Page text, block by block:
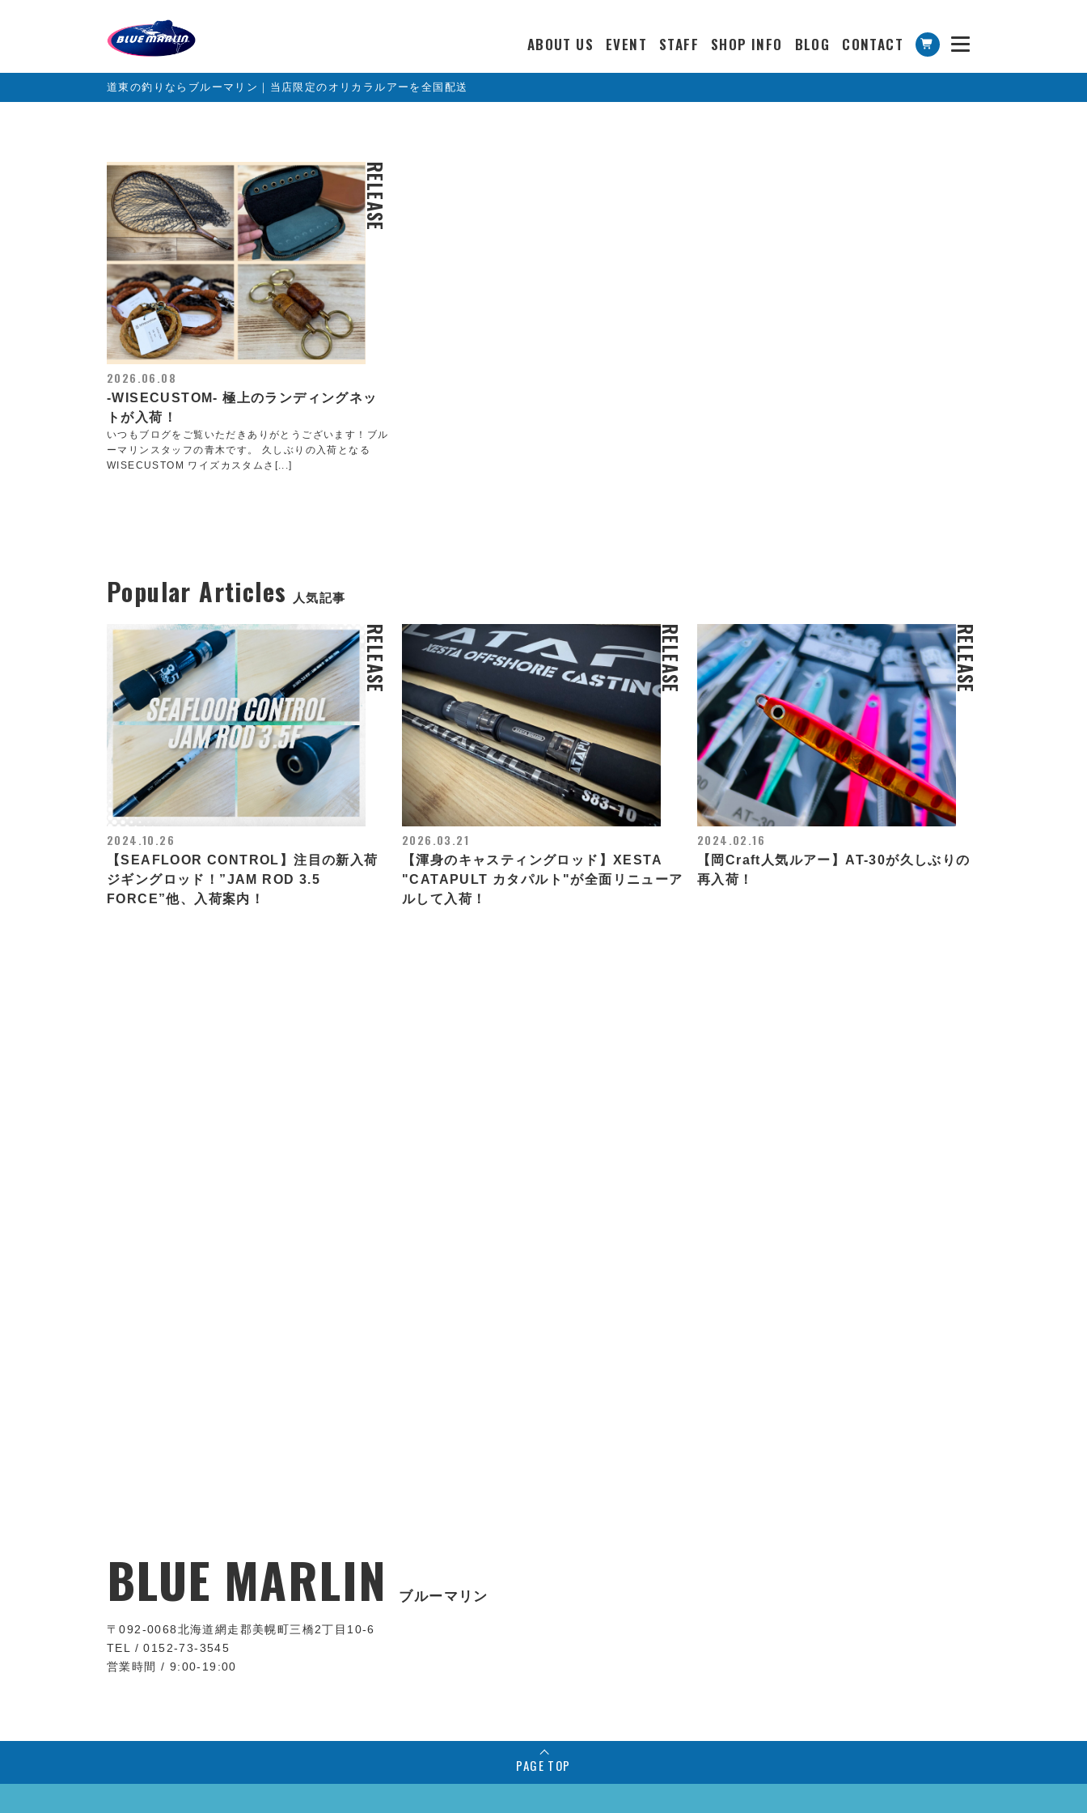
ABOUT US EVENT STAFF SHOP INFO BLOG CONTACT
道東の釣りならブルーマリン｜当店限定のオリカラルアーを全国配送
RELEASE
2026.06.08
-WISECUSTOM- 極上のランディングネッ
トが入荷！
いつもブログをご覧いただきありがとうございます！ブル
ーマリンスタッフの青木です。 久しぶりの入荷となる
WISECUSTOM ワイズカスタムさ[...]
Popular Articles 人気記事
RELEASE
2024.10.26
【SEAFLOOR CONTROL】注目の新入荷
ジギングロッド！”JAM ROD 3.5
FORCE”他、入荷案内！
RELEASE
2026.03.21
【渾身のキャスティングロッド】XESTA
"CATAPULT カタパルト"が全面リニューア
ルして入荷！
RELEASE
2024.02.16
【岡Craft人気ルアー】AT-30が久しぶりの
再入荷！
BLUE MARLIN ブルーマリン
〒092-0068北海道網走郡美幌町三橋2丁目10-6
TEL / 0152-73-3545
営業時間 / 9:00-19:00
PAGE TOP